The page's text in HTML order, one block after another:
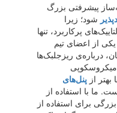
پیشرفتی بزرگ
شود؛ زیرا
پرکاربرد، تنها
یکی از اعضای تیم
درباره‌ی ریزجلبک‌ها
از پنل‌های
ما با استفاده از
برای استفاده از